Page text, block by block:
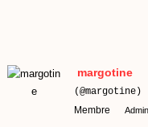
margotine
(@margotine)
Membre
Admin